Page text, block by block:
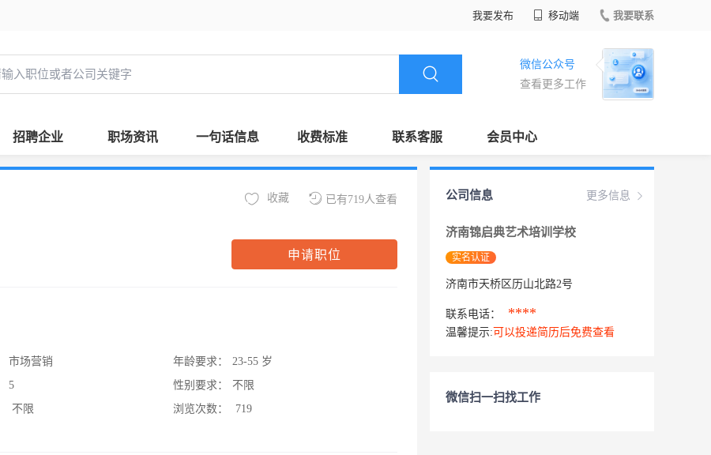
我要发布 移动端 我要联系
微信公众号
查看更多工作
招聘企业 职场资讯 一句话信息 收费标准 联系客服 会员中心
已有719人查看
收藏
申请职位
市场营销
5
不限
年龄要求：
23-55 岁
性别要求：
不限
浏览次数：
719
更多信息
公司信息
济南锦启典艺术培训学校
实名认证
济南市天桥区历山北路2号
联系电话： ****
温馨提示: 可以投递简历后免费查看
微信扫一扫找工作